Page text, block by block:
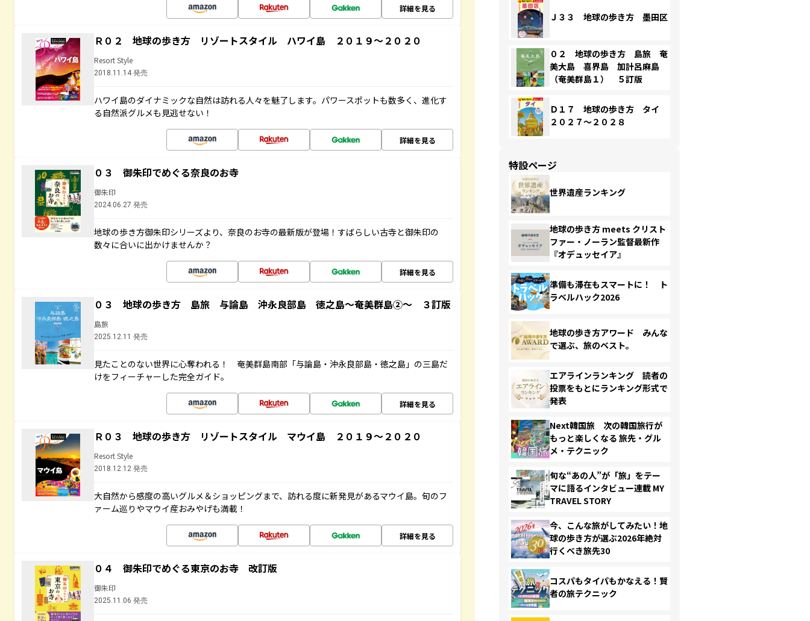
詳細を見る
Ｒ０２ 地球の歩き方 リゾートスタイル ハワイ島 ２０１９～２０２０
Resort Style
2018.11.14 発売
ハワイ島のダイナミックな自然は訪れる人々を魅了します。パワースポットも数多く、進化す
る自然派グルメも見逃せない！
詳細を見る
０３ 御朱印でめぐる奈良のお寺
御朱印
2024.06.27 発売
地球の歩き方御朱印シリーズより、奈良のお寺の最新版が登場！すばらしい古寺と御朱印の
数々に合いに出かけませんか？
詳細を見る
０３ 地球の歩き方 島旅 与論島 沖永良部島 徳之島～奄美群島②～ ３訂版
島旅
2025.12.11 発売
見たことのない世界に心奪われる！ 奄美群島南部「与論島・沖永良部島・徳之島」の三島だ
けをフィーチャーした完全ガイド。
詳細を見る
Ｒ０３ 地球の歩き方 リゾートスタイル マウイ島 ２０１９～２０２０
Resort Style
2018.12.12 発売
大自然から感度の高いグルメ＆ショッピングまで、訪れる度に新発見があるマウイ島。旬のフ
ァーム巡りやマウイ産おみやげも満載！
詳細を見る
０４ 御朱印でめぐる東京のお寺 改訂版
御朱印
2025.11.06 発売
Ｊ３３ 地球の歩き方 墨田区
０２ 地球の歩き方 島旅 奄
美大島 喜界島 加計呂麻島
（奄美群島１） ５訂版
Ｄ１７ 地球の歩き方 タイ
２０２７～２０２８
特設ページ
世界遺産ランキング
地球の歩き方 meets クリスト
ファー・ノーラン監督最新作
『オデュッセイア』
準備も滞在もスマートに！ ト
ラベルハック2026
地球の歩き方アワード みんな
で選ぶ、旅のベスト。
エアラインランキング 読者の
投票をもとにランキング形式で
発表
Next韓国旅 次の韓国旅行が
もっと楽しくなる 旅先・グル
メ・テクニック
旬な“あの人”が「旅」をテー
マに語るインタビュー連載 MY
TRAVEL STORY
今、こんな旅がしてみたい！地
球の歩き方が選ぶ2026年絶対
行くべき旅先30
コスパもタイパもかなえる！賢
者の旅テクニック